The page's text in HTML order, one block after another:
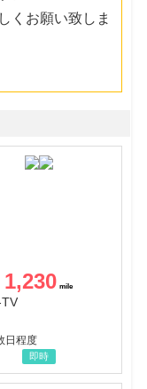
くお願い致しま
1,230
日程度
即時